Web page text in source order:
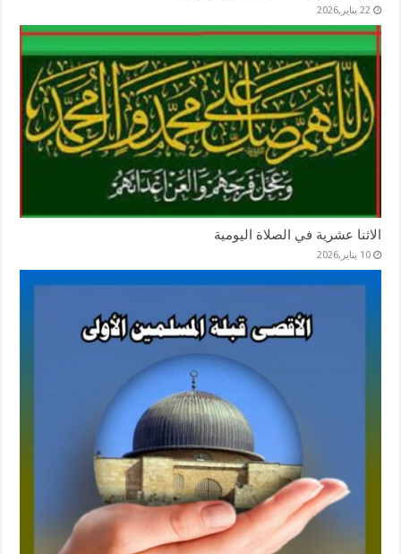
22 يناير,2026
الاثنا عشرية في الصلاة اليومية
10 يناير,2026